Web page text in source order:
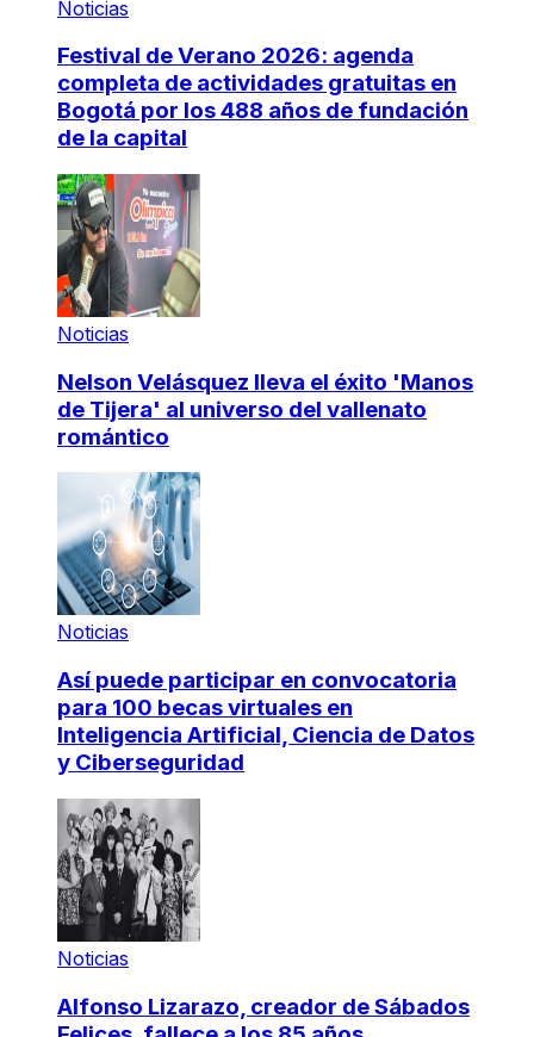
Noticias
Festival de Verano 2026: agenda
completa de actividades gratuitas en
Bogotá por los 488 años de fundación
de la capital
Noticias
Nelson Velásquez lleva el éxito 'Manos
de Tijera' al universo del vallenato
romántico
Noticias
Así puede participar en convocatoria
para 100 becas virtuales en
Inteligencia Artificial, Ciencia de Datos
y Ciberseguridad
Noticias
Alfonso Lizarazo, creador de Sábados